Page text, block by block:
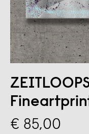
€ 85,00